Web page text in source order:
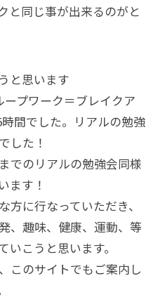
と同じ事が出来るのがと
と思います
プワーク＝ブレイクア
間でした。リアルの勉強
した！
でのリアルの勉強会同様
ます！
に行なっていただき、
、趣味、健康、運動、等
いこうと思います。
このサイトでもご案内し